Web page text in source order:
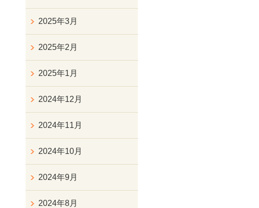
2025年3月
2025年2月
2025年1月
2024年12月
2024年11月
2024年10月
2024年9月
2024年8月